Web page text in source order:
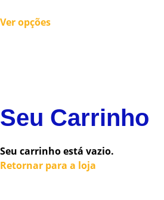
Ver opções
Seu Carrinho
Seu carrinho está vazio.
Retornar para a loja